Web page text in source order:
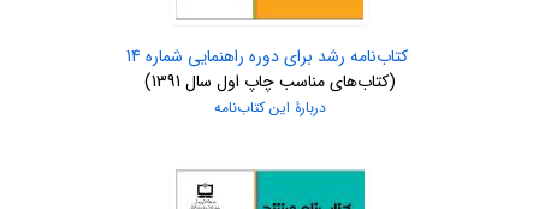
کتاب‌نامه رشد برای دوره راهنمایی شماره 14
(کتاب‌های مناسب چاپ اول سال 1391)
دربارۀ این کتاب‌نامه